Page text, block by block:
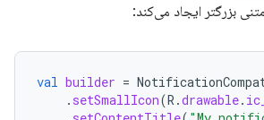
بزرگتر ایجاد می‌کند:
val builder =
. setSmallIcon(R .drawable.